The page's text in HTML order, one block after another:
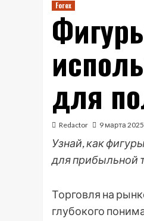
Forex
для
Redactor 9 марта 2025
Узнай, как
для прибыльной
Торговля на
глубокого